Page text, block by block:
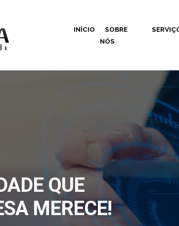
INÍCIO
SOBRE
NÓS
QUE
MERECE!